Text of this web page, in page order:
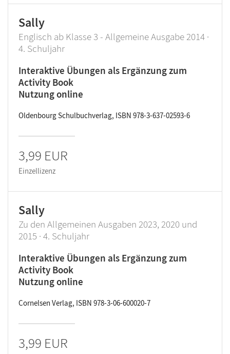
Sally
Englisch ab Klasse 3 - Allgemeine Ausgabe 2014 ·
4. Schuljahr
Interaktive Übungen als Ergänzung zum
Activity Book
Nutzung online
Oldenbourg Schulbuchverlag, ISBN 978-3-637-02593-6
3,99 EUR
Einzellizenz
Sally
Zu den Allgemeinen Ausgaben 2023, 2020 und
2015 · 4. Schuljahr
Interaktive Übungen als Ergänzung zum
Activity Book
Nutzung online
Cornelsen Verlag, ISBN 978-3-06-600020-7
3,99 EUR